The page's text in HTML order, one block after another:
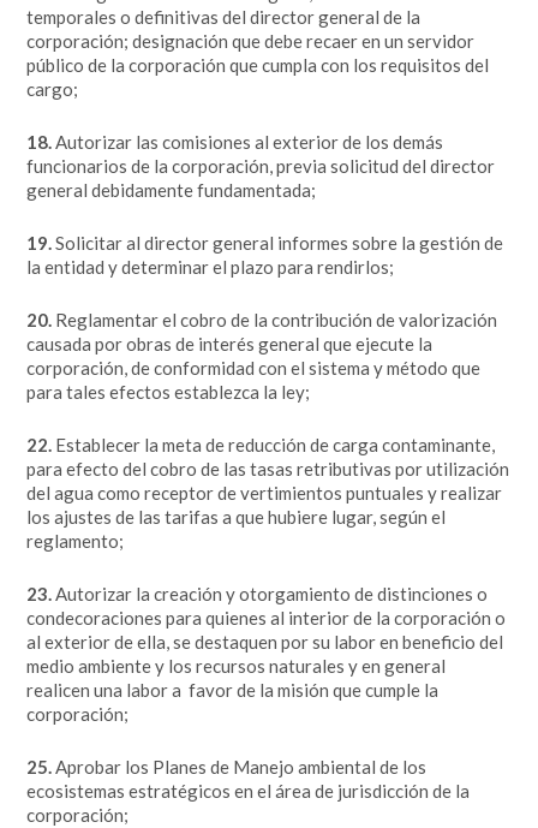
temporales o definitivas del director general de la
corporación; designación que debe recaer en un servidor
público de la corporación que cumpla con los requisitos del
cargo;
18.Autorizar las comisiones al exterior de los demás
funcionarios de la corporación, previa solicitud del director
general debidamente fundamentada;
19.Solicitar al director general informes sobre la gestión de
la entidad y determinar el plazo para rendirlos;
20. Reglamentar el cobro de la contribución de valorización
causada por obras de interés general que ejecute la
corporación, de conformidad con el sistema y método que
para tales efectos establezca la ley;
22. Establecer la meta de reducción de carga contaminante,
para efecto del cobro de las tasas retributivas por utilización
del agua como receptor de vertimientos puntuales y realizar
los ajustes de las tarifas a que hubiere lugar, según el
reglamento;
23.Autorizar la creación y otorgamiento de distinciones o
condecoraciones para quienes al interior de la corporación o
al exterior de ella, se destaquen por su labor en beneficio del
medio ambiente y los recursos naturales y en general
realicen una labor a favor de la misión que cumple la
corporación;
25.Aprobar los Planes de Manejo ambiental de los
ecosistemas estratégicos en el área de jurisdicción de la
corporación;